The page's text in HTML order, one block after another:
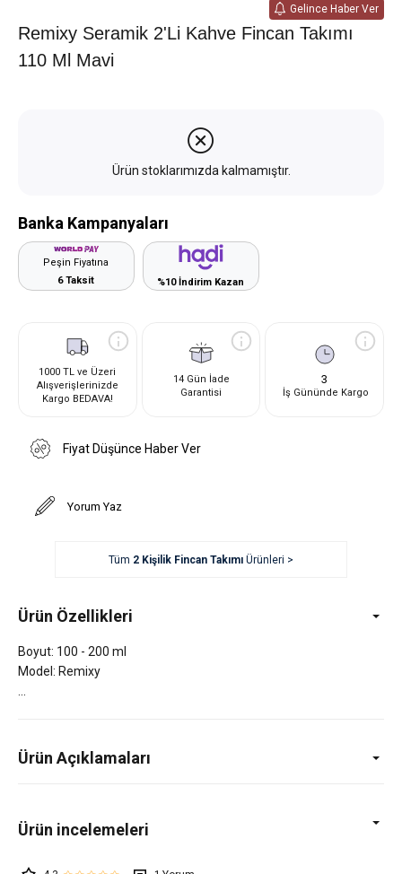
Gelince Haber Ver
Remixy Seramik 2'li Kahve Fincan Takımı
110 Ml Mavi
Ürün stoklarımızda kalmamıştır.
Banka Kampanyaları
Peşin Fiyatına
6 Taksit
%10 İndirim Kazan
1000 TL ve Üzeri
Alışverişlerinizde
Kargo BEDAVA!
14 Gün İade
Garantisi
3
İş Gününde Kargo
Fiyat Düşünce Haber Ver
Yorum Yaz
Tüm 2 Kişilik Fincan TakımıÜrünleri >
Ürün Özellikleri
Boyut: 100 - 200 ml
Model: Remixy
Ürün Açıklamaları